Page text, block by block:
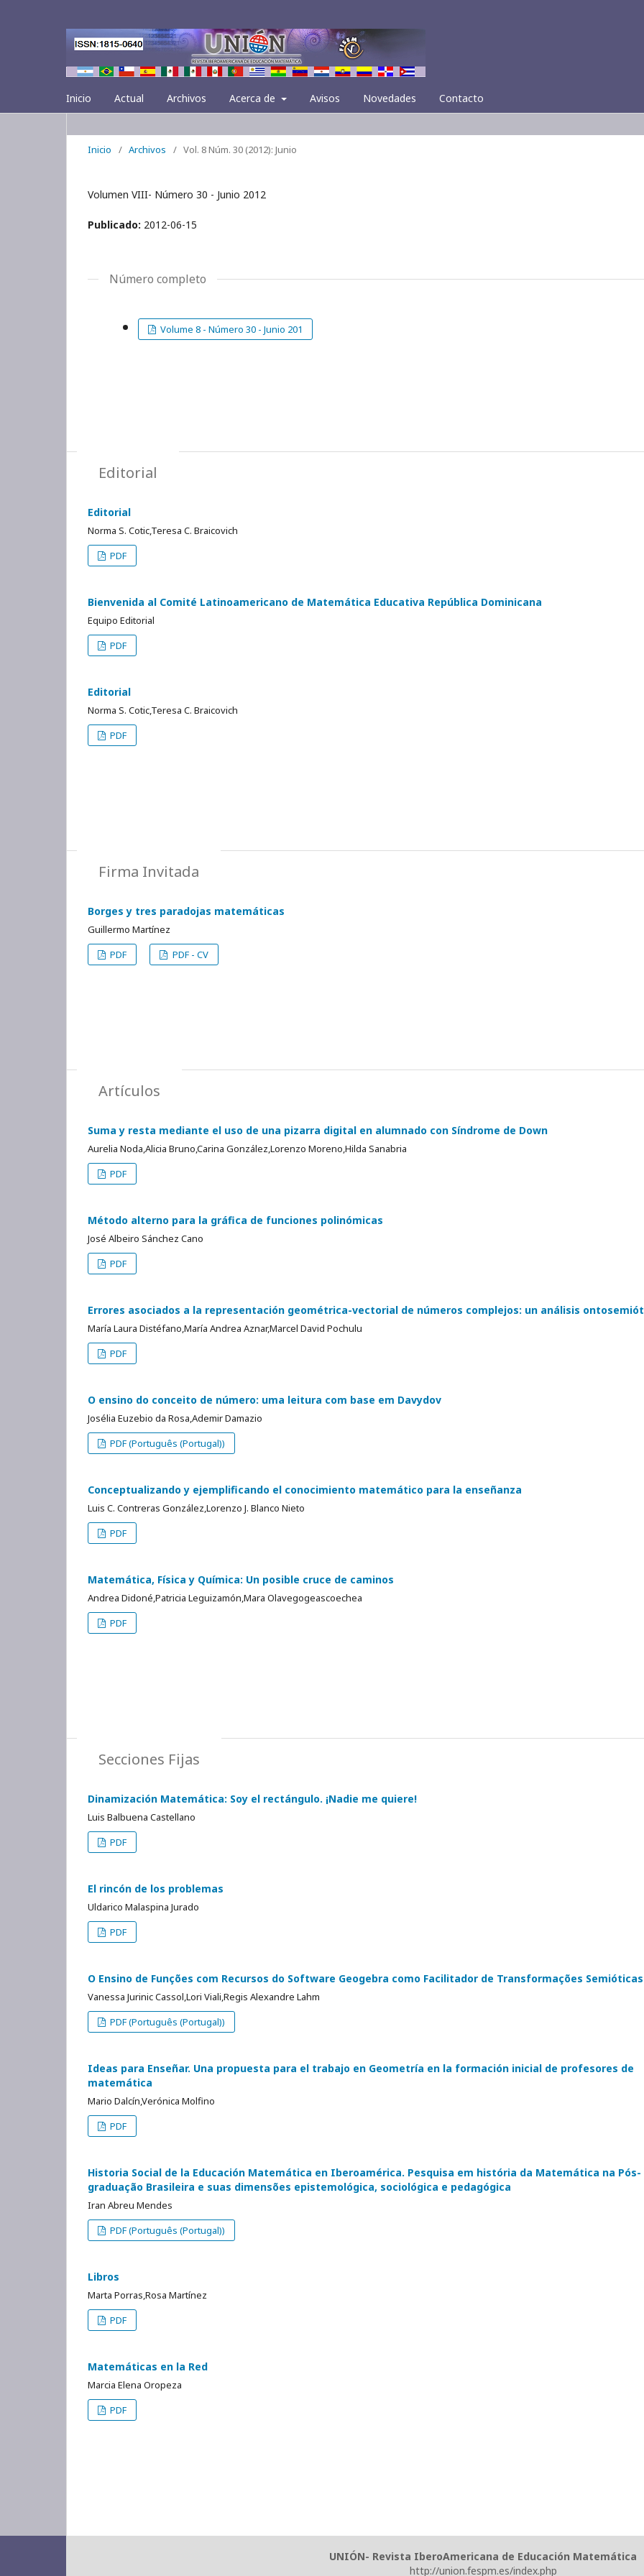
Inicio Actual Archivos Acerca de Avisos Novedades Contacto
Inicio / Archivos / Vol. 8 Núm. 30 (2012): Junio
Volumen VIII- Número 30 - Junio 2012
Publicado: 2012-06-15
Número completo
Volume 8 - Número 30 - Junio 201
Editorial
Editorial
Norma S. Cotic,Teresa C. Braicovich
PDF
Bienvenida al Comité Latinoamericano de Matemática Educativa República Dominicana
Equipo Editorial
PDF
Editorial
Norma S. Cotic,Teresa C. Braicovich
PDF
Firma Invitada
Borges y tres paradojas matemáticas
Guillermo Martínez
PDF
PDF - CV
Artículos
Suma y resta mediante el uso de una pizarra digital en alumnado con Síndrome de Down
Aurelia Noda,Alicia Bruno,Carina González,Lorenzo Moreno,Hilda Sanabria
PDF
Método alterno para la gráfica de funciones polinómicas
José Albeiro Sánchez Cano
PDF
Errores asociados a la representación geométrica-vectorial de números complejos: un análisis
María Laura Distéfano,María Andrea Aznar,Marcel David Pochulu
PDF
O ensino do conceito de número: uma leitura com base em Davydov
Josélia Euzebio da Rosa,Ademir Damazio
PDF (Português (Portugal))
Conceptualizando y ejemplificando el conocimiento matemático para la enseñanza
Luis C. Contreras González,Lorenzo J. Blanco Nieto
PDF
Matemática, Física y Química: Un posible cruce de caminos
Andrea Didoné,Patricia Leguizamón,Mara Olavegogeascoechea
PDF
Secciones Fijas
Dinamización Matemática: Soy el rectángulo. ¡Nadie me quiere!
Luis Balbuena Castellano
PDF
El rincón de los problemas
Uldarico Malaspina Jurado
PDF
O Ensino de Funções com Recursos do Software Geogebra como Facilitador de Transformações Semióticas
Vanessa Jurinic Cassol,Lori Viali,Regis Alexandre Lahm
PDF (Português (Portugal))
Ideas para Enseñar. Una propuesta para el trabajo en Geometría en la formación inicial de profesores de
matemática
Mario Dalcín,Verónica Molfino
PDF
Historia Social de la Educación Matemática en Iberoamérica. Pesquisa em história da Matemática na Pós-
graduação Brasileira e suas dimensões epistemológica, sociológica e pedagógica
Iran Abreu Mendes
PDF (Português (Portugal))
Libros
Marta Porras,Rosa Martínez
PDF
Matemáticas en la Red
Marcia Elena Oropeza
PDF
UNIÓN- Revista IberoAmericana de Educación Matemática
http://union.fespm.es/index.php